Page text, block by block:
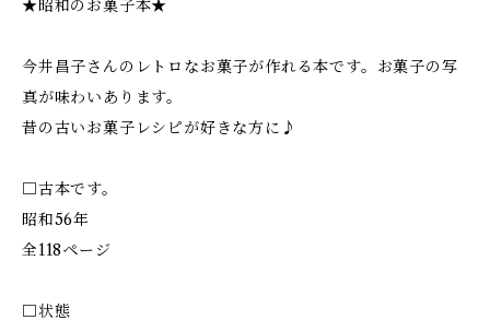
★昭和のお菓子本★
今井昌子さんのレトロなお菓子が作れる本です。お菓子の写
真が味わいあります。
昔の古いお菓子レシピが好きな方に♪
□古本です。
昭和56年
全118ページ
□状態